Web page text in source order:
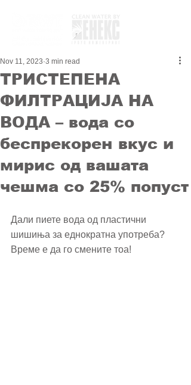
ТРИСТЕПЕНА
ФИЛТРАЦИЈА НА
ВОДА – вода со
беспрекорен вкус и
мирис од вашата
чешма со 25% попуст
Nov 11, 2023 3 min read
Дали пиете вода од пластични
шишиња за еднократна употреба?
Време е да го смените тоа!